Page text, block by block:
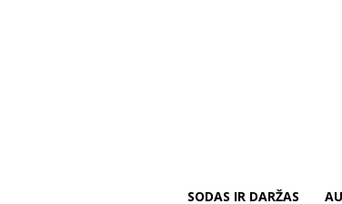
SODAS IR DARŽAS